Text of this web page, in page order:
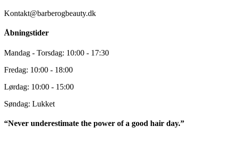
Kontakt@barberogbeauty.dk
Åbningstider
Mandag - Torsdag: 10:00 - 17:30
Fredag: 10:00 - 18:00
Lørdag: 10:00 - 15:00
Søndag: Lukket
“Never underestimate the power of a good hair day.”